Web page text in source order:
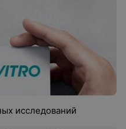
исследований